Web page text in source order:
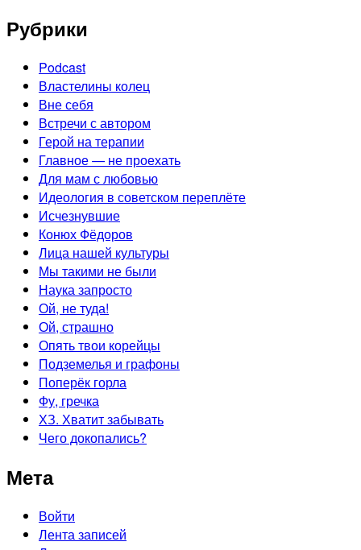
Рубрики
Podcast
Властелины колец
Вне себя
Встречи с автором
Герой на терапии
Главное — не проехать
Для мам с любовью
Идеология в советском переплёте
Исчезнувшие
Конюх Фёдоров
Лица нашей культуры
Мы такими не были
Наука запросто
Ой, не туда!
Ой, страшно
Опять твои корейцы
Подземелья и графоны
Поперёк горла
Фу, гречка
ХЗ. Хватит забывать
Чего докопались?
Мета
Войти
Лента записей